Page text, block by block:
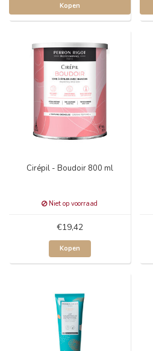
Kopen
Cirépil - Boudoir 800 ml
Niet op voorraad
€19,42
Kopen